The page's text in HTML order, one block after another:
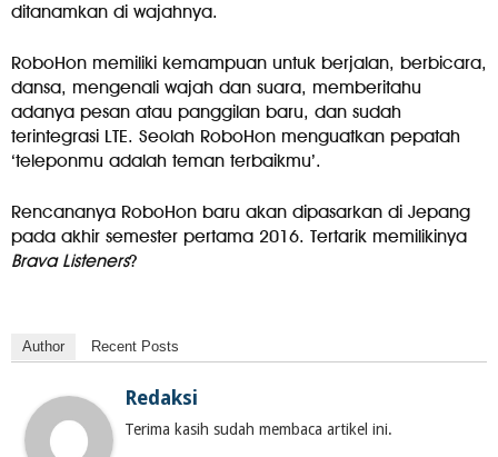
ditanamkan di wajahnya.
RoboHon memiliki kemampuan untuk berjalan, berbicara,
dansa, mengenali wajah dan suara, memberitahu
adanya pesan atau panggilan baru, dan sudah
terintegrasi LTE. Seolah RoboHon menguatkan pepatah
‘teleponmu adalah teman terbaikmu’.
Rencananya RoboHon baru akan dipasarkan di Jepang
pada akhir semester pertama 2016. Tertarik memilikinya
Brava Listeners?
Author Recent Posts
Redaksi
Terima kasih sudah membaca artikel ini.